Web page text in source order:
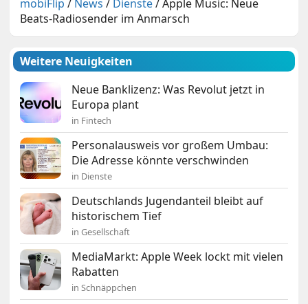
mobiFlip / News / Dienste/Apple Music: Neue
Beats-Radiosender im Anmarsch
Weitere Neuigkeiten
Neue Banklizenz: Was Revolut jetzt in
Europa plant
in Fintech
Personalausweis vor großem Umbau:
Die Adresse könnte verschwinden
in Dienste
Deutschlands Jugendanteil bleibt auf
historischem Tief
in Gesellschaft
MediaMarkt: Apple Week lockt mit vielen
Rabatten
in Schnäppchen